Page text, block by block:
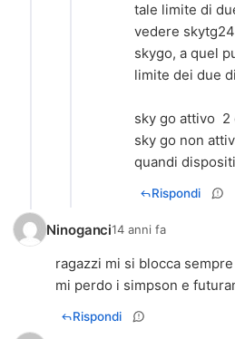
tale limite di
vedere
skygo, a quel
limite dei due
sky go attivo 2
sky go non
quandi
Rispondi
Ninoganci14 anni fa
ragazzi mi si blocca
mi perdo i simpson e
Rispondi